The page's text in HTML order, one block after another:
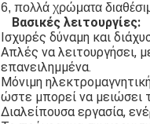
6, πολλά χρώματα
Βασικές λειτουργίες:
Ισχυρές δύναμη και
Απλές να λειτουργήσει,
επανειλημμένα.
Μόνιμη
ώστε μπορεί να μειώσει
Διαλείπουσα εργασία,